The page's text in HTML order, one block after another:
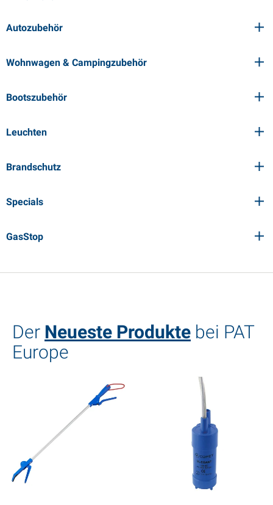
Autozubehör
Wohnwagen & Campingzubehör
Bootszubehör
Leuchten
Brandschutz
Specials
GasStop
Der Neueste Produkte bei PAT
Europe